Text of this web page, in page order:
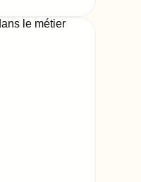
le métier